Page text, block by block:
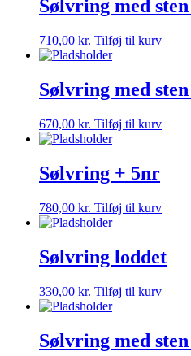
Sølvring med
710,00 kr. Tilføj til kurv
Sølvring med
670,00 kr. Tilføj til kurv
Sølvring + 5nr
780,00 kr. Tilføj til kurv
Sølvring loddet
330,00 kr. Tilføj til kurv
Sølvring med